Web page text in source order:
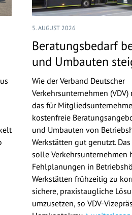
5. AUGUST 2026
Beratungsbedarf
und Umbauten
Wie der Verband Deutscher
Verkehrsunternehmen
das für
kostenfreie
und Umbauten von
Werkstätten gut genutzt.
solle Verkehrsunternehmen
Fehlplanungen in
Werkstätten frühzeitig zu
sichere, praxistaugliche
umzusetzen, so VDV-